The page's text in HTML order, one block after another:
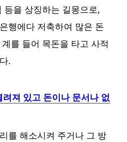
등을 상징하는 길몽으로,
행에다 저축하여 많은 돈
를 들어 목돈을 타고 사적
.
져 있고 돈이나 문서나 없
를 해소시켜 주거나 그 방